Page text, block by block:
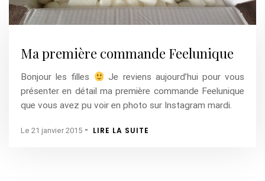
Ma première commande Feelunique
Bonjour les filles
Je reviens aujourd’hui pour vous
présenter en détail ma première commande Feelunique
que vous avez pu voir en photo sur Instagram mardi.
Le 21 janvier 2015 - LIRE LA SUITE